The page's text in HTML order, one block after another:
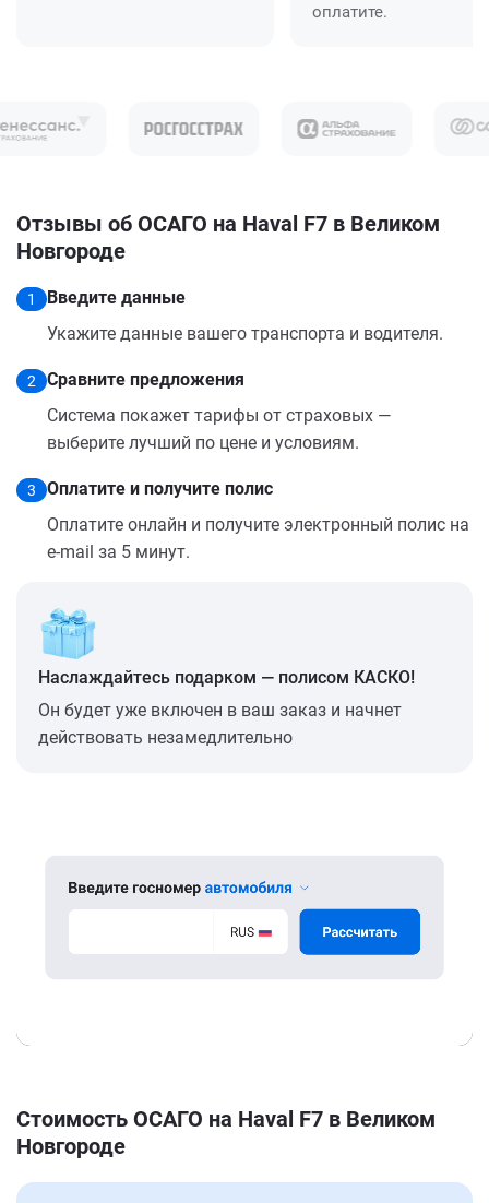
оплатите.
Отзывы об ОСАГО на Haval F7 в Великом
Новгороде
1
Введите данные
Укажите данные вашего транспорта и водителя.
2
Сравните предложения
Система покажет тарифы от страховых —
выберите лучший по цене и условиям.
3
Оплатите и получите полис
Оплатите онлайн и получите электронный полис на
e-mail за 5 минут.
Наслаждайтесь подарком — полисом КАСКО!
Он будет уже включен в ваш заказ и начнет
действовать незамедлительно
Стоимость ОСАГО на Haval F7 в Великом
Новгороде